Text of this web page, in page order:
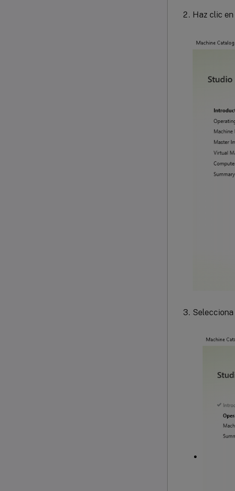
Haz clic en
Selecciona